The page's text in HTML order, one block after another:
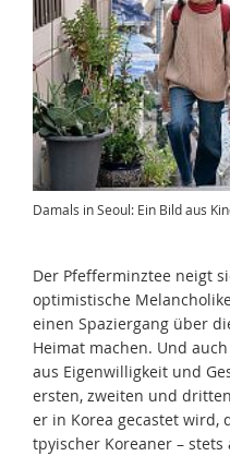
Damals in Seoul: Ein Bild aus
Der Pfefferminztee neigt
optimistische
einen Spaziergang über
Heimat machen. Und
aus Eigenwilligkeit und
ersten, zweiten und
er in Korea gecastet wird,
tpyischer Koreaner –